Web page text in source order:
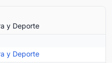
y Deporte
y Deporte